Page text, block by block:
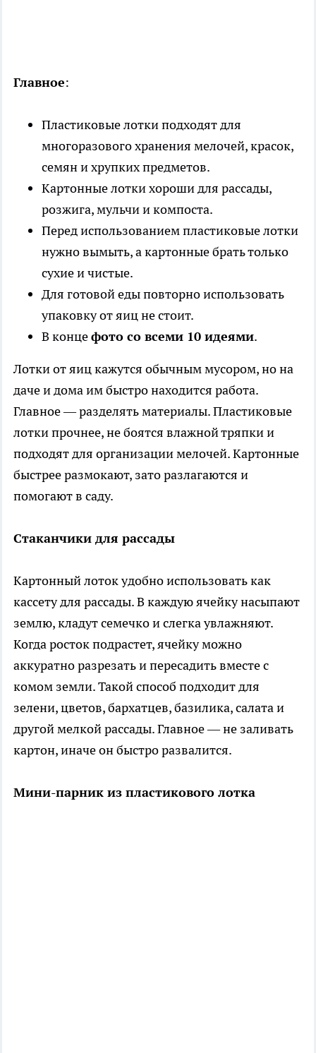
Главное:
Пластиковые лотки подходят для
многоразового хранения мелочей, красок,
семян и хрупких предметов.
Картонные лотки хороши для рассады,
розжига, мульчи и компоста.
Перед использованием пластиковые лотки
нужно вымыть, а картонные брать только
сухие и чистые.
Для готовой еды повторно использовать
упаковку от яиц не стоит.
В концефото со всеми 10 идеями.
Лотки от яиц кажутся обычным мусором, но на
даче и дома им быстро находится работа.
Главное — разделять материалы. Пластиковые
лотки прочнее, не боятся влажной тряпки и
подходят для организации мелочей. Картонные
быстрее размокают, зато разлагаются и
помогают в саду.
Стаканчики для рассады
Картонный лоток удобно использовать как
кассету для рассады. В каждую ячейку насыпают
землю, кладут семечко и слегка увлажняют.
Когда росток подрастет, ячейку можно
аккуратно разрезать и пересадить вместе с
комом земли. Такой способ подходит для
зелени, цветов, бархатцев, базилика, салата и
другой мелкой рассады. Главное — не заливать
картон, иначе он быстро развалится.
Мини-парник из пластикового лотка